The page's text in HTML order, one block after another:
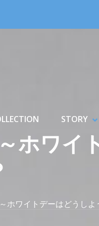
STORY
ホワイ
ホワイトデーはどうしよ